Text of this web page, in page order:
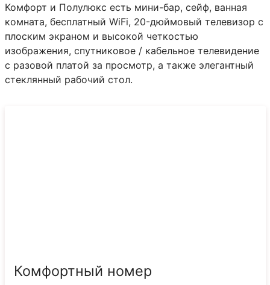
Комфорт и Полулюкс есть мини-бар, сейф, ванная
комната, бесплатный WiFi, 20-дюймовый телевизор с
плоским экраном и высокой четкостью
изображения, спутниковое / кабельное телевидение
с разовой платой за просмотр, а также элегантный
стеклянный рабочий стол.
Комфортный номер